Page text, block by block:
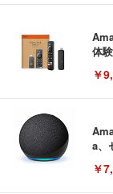
体
￥
a、
￥